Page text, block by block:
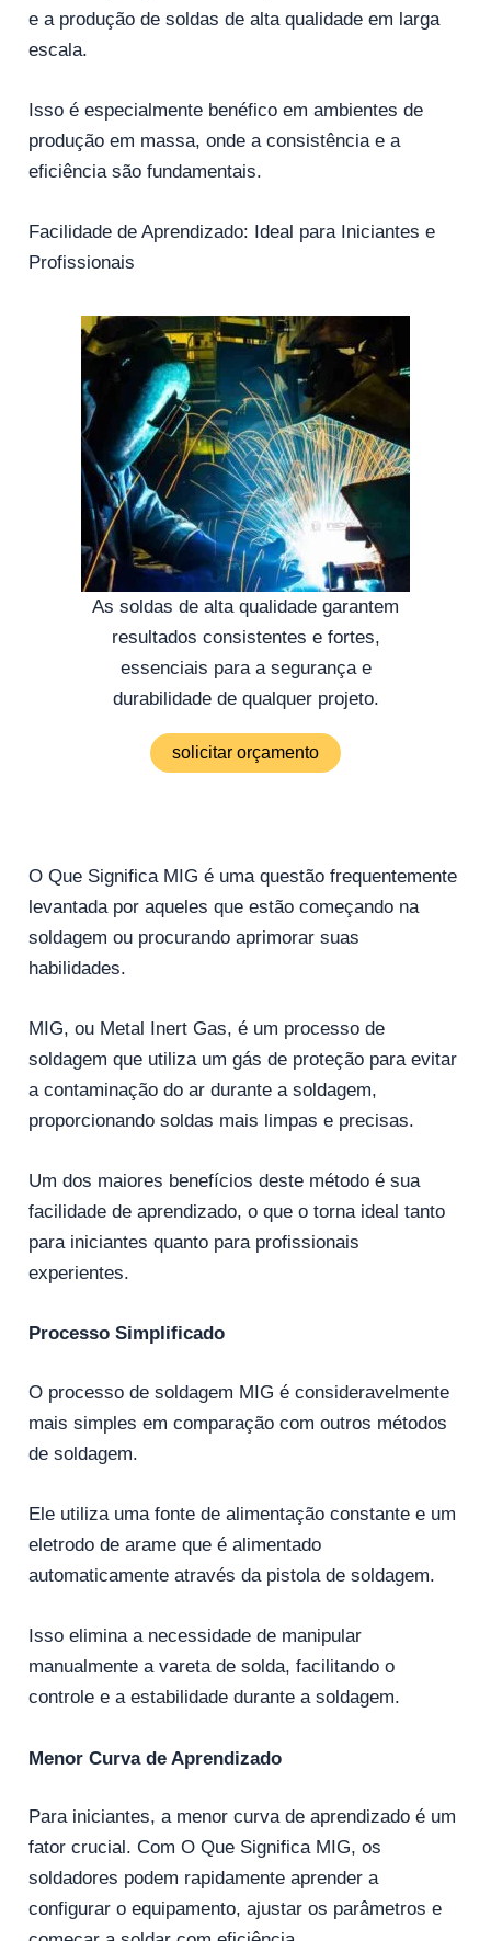
e a produção de soldas de alta qualidade em larga
escala.
Isso é especialmente benéfico em ambientes de
produção em massa, onde a consistência e a
eficiência são fundamentais.
Facilidade de Aprendizado: Ideal para Iniciantes e
Profissionais
As soldas de alta qualidade garantem
resultados consistentes e fortes,
essenciais para a segurança e
durabilidade de qualquer projeto.
solicitar orçamento
O Que Significa MIG é uma questão frequentemente
levantada por aqueles que estão começando na
soldagem ou procurando aprimorar suas
habilidades.
MIG, ou Metal Inert Gas, é um processo de
soldagem que utiliza um gás de proteção para evitar
a contaminação do ar durante a soldagem,
proporcionando soldas mais limpas e precisas.
Um dos maiores benefícios deste método é sua
facilidade de aprendizado, o que o torna ideal tanto
para iniciantes quanto para profissionais
experientes.
Processo Simplificado
O processo de soldagem MIG é consideravelmente
mais simples em comparação com outros métodos
de soldagem.
Ele utiliza uma fonte de alimentação constante e um
eletrodo de arame que é alimentado
automaticamente através da pistola de soldagem.
Isso elimina a necessidade de manipular
manualmente a vareta de solda, facilitando o
controle e a estabilidade durante a soldagem.
Menor Curva de Aprendizado
Para iniciantes, a menor curva de aprendizado é um
fator crucial. Com O Que Significa MIG, os
soldadores podem rapidamente aprender a
configurar o equipamento, ajustar os parâmetros e